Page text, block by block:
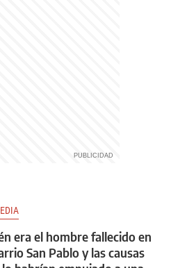
era el hombre fallecido en
San Pablo y las causas